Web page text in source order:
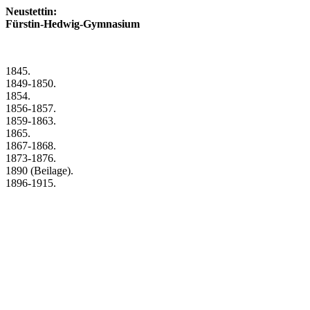
Neustettin:
Fürstin-Hedwig-Gymnasium
1845.
1849-1850.
1854.
1856-1857.
1859-1863.
1865.
1867-1868.
1873-1876.
1890 (Beilage).
1896-1915.